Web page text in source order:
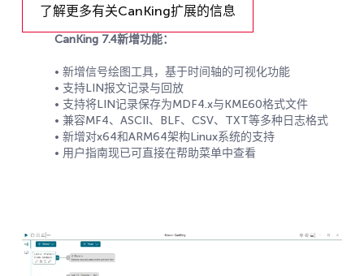
了解更多有关CanKing扩展的信息
CanKing 7.4新增功能：
• 新增信号绘图工具，基于时间轴的可视化功能
• 支持LIN报文记录与回放
• 支持将LIN记录保存为MDF4.x与KME60格式文件
• 兼容MF4、ASCII、BLF、CSV、TXT等多种日志格式
• 新增对x64和ARM64架构Linux系统的支持
• 用户指南现已可直接在帮助菜单中查看